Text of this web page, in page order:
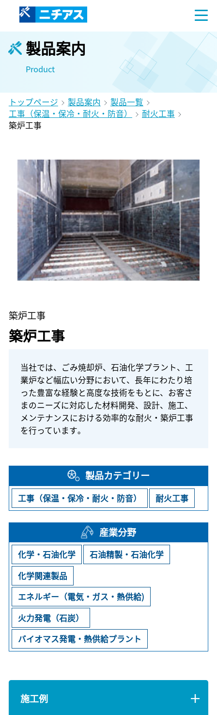
製品案内
Product
トップページ 製品案内
製品一覧
工事（保温・保冷・耐火・防音）
耐火工事
築炉工事
築炉工事
築炉工事
当社では、ごみ焼却炉、石油化学プラント、工
業炉など幅広い分野において、長年にわたり培
った豊富な経験と高度な技術をもとに、お客さ
まのニーズに対応した材料開発、設計、施工、
メンテナンスにおける効率的な耐火・築炉工事
を行っています｡
製品カテゴリー
工事（保温・保冷・耐火・防音） 耐火工事
産業分野
化学・石油化学
石油精製・石油化学
化学関連製品
エネルギー（電気・ガス・熱供給)
火力発電（石炭）
バイオマス発電・熱供給プラント
施工例